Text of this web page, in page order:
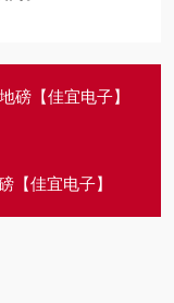
磅【佳宜电子】
【佳宜电子】